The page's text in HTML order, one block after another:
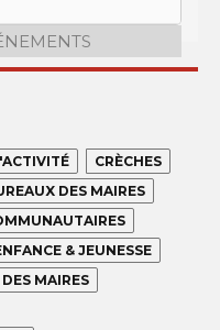
CRÈCHES
DES MAIRES
& JEUNESSE
MAIRES